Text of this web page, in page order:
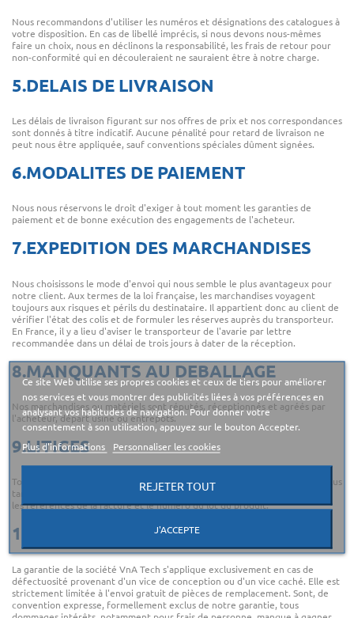
Nous recommandons d'utiliser les numéros et désignations des catalogues à
votre disposition. En cas de libellé imprécis, si nous devons nous-mêmes
faire un choix, nous en déclinons la responsabilité, les frais de retour pour
non-conformité qui en découleraient ne sauraient être à notre charge.
5.DELAIS DE LIVRAISON
Les délais de livraison figurant sur nos offres de prix et nos correspondances
sont donnés à titre indicatif. Aucune pénalité pour retard de livraison ne
peut nous être appliquée, sauf conventions spéciales dûment signées.
6.MODALITES DE PAIEMENT
Nous nous réservons le droit d'exiger à tout moment les garanties de
paiement et de bonne exécution des engagements de l'acheteur.
7.EXPEDITION DES MARCHANDISES
Nous choisissons le mode d'envoi qui nous semble le plus avantageux pour
notre client. Aux termes de la loi française, les marchandises voyagent
toujours aux risques et périls du destinataire. Il appartient donc au client de
vérifier l'état des colis et de formuler les réserves auprès du transporteur.
En France, il y a lieu d'aviser le transporteur de l'avarie par lettre
recommandée dans un délai de trois jours à dater de la réception.
8.MANQUANTS AU DEBALLAGE
Nos marchandises ou matériels sont réputés, réceptionnés et agréés par
l'acheteur, départ usine ou entrepôts.
9.LITIGES
Toute réclamation sur la qualité d'un produit doit nous être adressée au plus
tard dans les 15 jours suivant la livraison. Ne pas omettre de nous préciser
les références de la facture et le numéro du lot du produit.
10.GARANTIE
La garantie de la société VnA Tech s'applique exclusivement en cas de
défectuosité provenant d'un vice de conception ou d'un vice caché. Elle est
strictement limitée à l'envoi gratuit de pièces de remplacement. Sont, de
convention expresse, formellement exclus de notre garantie, tous
Ce site Web utilise ses propres cookies et ceux de tiers pour améliorer
nos services et vous montrer des publicités liées à vos préférences en
analysant vos habitudes de navigation. Pour donner votre
consentement à son utilisation, appuyez sur le bouton Accepter.
Plus d'informations
Personnaliser les cookies
REJETER TOUT
J'ACCEPTE